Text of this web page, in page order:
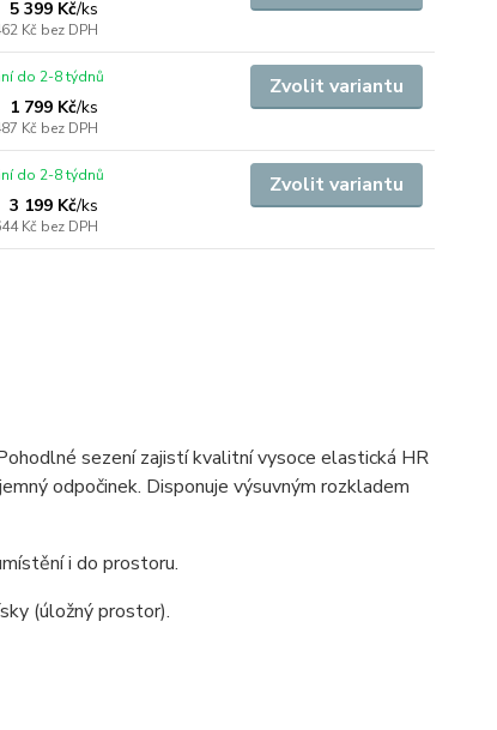
5 399 Kč/ks
Kč bez DPH
1 799 Kč/ks
Kč bez DPH
do 2-8 týdnů Zvolit variantu
3 199 Kč/ks
Kč bez DPH
do 2-8 týdnů Zvolit variantu
sezení zajistí kvalitní vysoce elastická HR
odpočinek. Disponuje výsuvným rozkladem
i do prostoru.
(úložný prostor).